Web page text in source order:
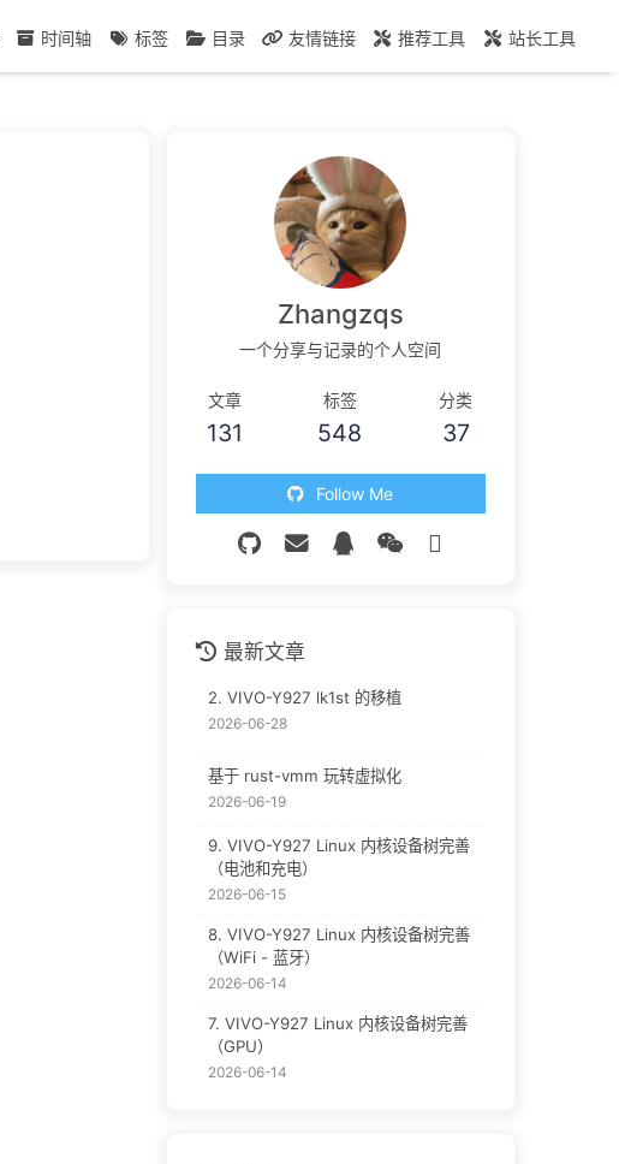
时间轴 标签 目录 友情链接 推荐工具 站长工具
Zhangzqs
一个分享与记录的个人空间
文章
131
标签
548
分类
37
Follow Me
最新文章
2. VIVO-Y927 lk1st 的移植
2026-06-28
基于 rust-vmm 玩转虚拟化
2026-06-19
9. VIVO-Y927 Linux 内核设备树完善
（电池和充电）
2026-06-15
8. VIVO-Y927 Linux 内核设备树完善
（WiFi - 蓝牙）
2026-06-14
7. VIVO-Y927 Linux 内核设备树完善
（GPU）
2026-06-14